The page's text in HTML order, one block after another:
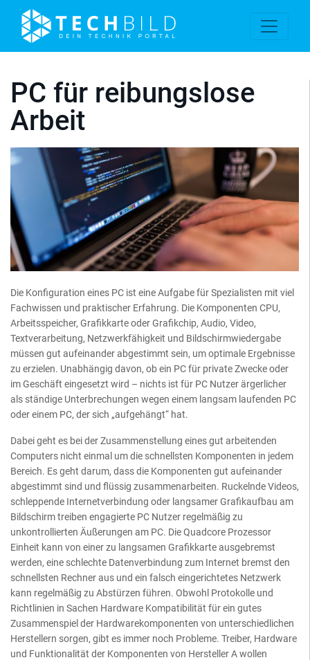
PC für reibungslose
Arbeit
Die Konfiguration eines PC ist eine Aufgabe für Spezialisten mit viel
Fachwissen und praktischer Erfahrung. Die Komponenten CPU,
Arbeitsspeicher, Grafikkarte oder Grafikchip, Audio, Video,
Textverarbeitung, Netzwerkfähigkeit und Bildschirmwiedergabe
müssen gut aufeinander abgestimmt sein, um optimale Ergebnisse
zu erzielen. Unabhängig davon, ob ein PC für private Zwecke oder
im Geschäft eingesetzt wird – nichts ist für PC Nutzer ärgerlicher
als ständige Unterbrechungen wegen einem langsam laufenden PC
oder einem PC, der sich „aufgehängt“ hat.
Dabei geht es bei der Zusammenstellung eines gut arbeitenden
Computers nicht einmal um die schnellsten Komponenten in jedem
Bereich. Es geht darum, dass die Komponenten gut aufeinander
abgestimmt sind und flüssig zusammenarbeiten. Ruckelnde Videos,
schleppende Internetverbindung oder langsamer Grafikaufbau am
Bildschirm treiben engagierte PC Nutzer regelmäßig zu
unkontrollierten Äußerungen am PC. Die Quadcore Prozessor
Einheit kann von einer zu langsamen Grafikkarte ausgebremst
werden, eine schlechte Datenverbindung zum Internet bremst den
schnellsten Rechner aus und ein falsch eingerichtetes Netzwerk
kann regelmäßig zu Abstürzen führen. Obwohl Protokolle und
Richtlinien in Sachen Hardware Kompatibilität für ein gutes
Zusammenspiel der Hardwarekomponenten von unterschiedlichen
Herstellern sorgen, gibt es immer noch Probleme. Treiber, Hardware
und Funktionalität der Komponenten von Hersteller A wollen